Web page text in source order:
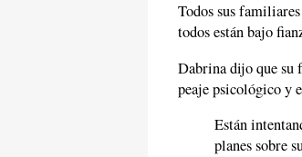
Todos sus
todos están bajo
Dabrina dijo que su
peaje psicológico y
Están
planes sobre